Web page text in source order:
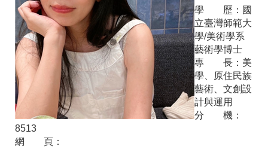
學 歷： 國
立臺灣師範大
學/美術學系
藝術學博士
專 長： 美
學、原住民族
藝術、文創設
計與運用
分 機：
8513
網 頁：